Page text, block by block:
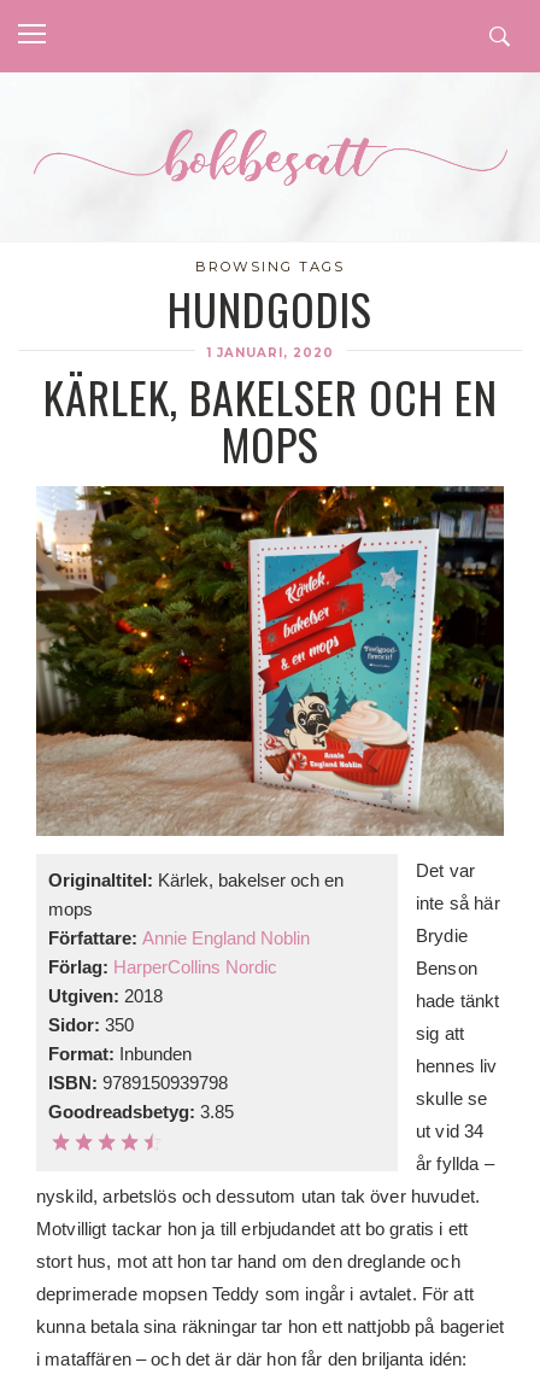
BROWSING TAGS
HUNDGODIS
1 JANUARI, 2020
KÄRLEK, BAKELSER OCH EN
MOPS
Originaltitel: Kärlek, bakelser och en
mops
Författare: Annie England Noblin
Förlag: HarperCollins Nordic
Utgiven: 2018
Sidor: 350
Format: Inbunden
ISBN: 9789150939798
Goodreadsbetyg: 3.85
Det var
inte så här
Brydie
Benson
hade tänkt
sig att
hennes liv
skulle se
ut vid 34
år fyllda –
nyskild, arbetslös och dessutom utan tak över huvudet.
Motvilligt tackar hon ja till erbjudandet att bo gratis i ett
stort hus, mot att hon tar hand om den dreglande och
deprimerade mopsen Teddy som ingår i avtalet. För att
kunna betala sina räkningar tar hon ett nattjobb på bageriet
i mataffären – och det är där hon får den briljanta idén: